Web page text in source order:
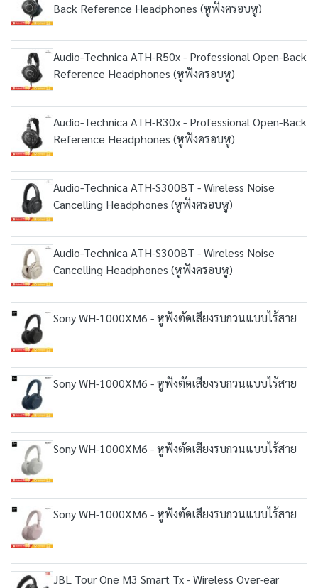
Back Reference Headphones (หูฟังครอบหู)
Audio-Technica ATH-R50x - Professional Open-Back
Reference Headphones (หูฟังครอบหู)
Audio-Technica ATH-R30x - Professional Open-Back
Reference Headphones (หูฟังครอบหู)
Audio-Technica ATH-S300BT - Wireless Noise
Cancelling Headphones (หูฟังครอบหู)
Audio-Technica ATH-S300BT - Wireless Noise
Cancelling Headphones (หูฟังครอบหู)
Sony WH-1000XM6 - หูฟังตัดเสียงรบกวนแบบไร้สาย
Sony WH-1000XM6 - หูฟังตัดเสียงรบกวนแบบไร้สาย
Sony WH-1000XM6 - หูฟังตัดเสียงรบกวนแบบไร้สาย
Sony WH-1000XM6 - หูฟังตัดเสียงรบกวนแบบไร้สาย
JBL Tour One M3 Smart Tx - Wireless Over-ear